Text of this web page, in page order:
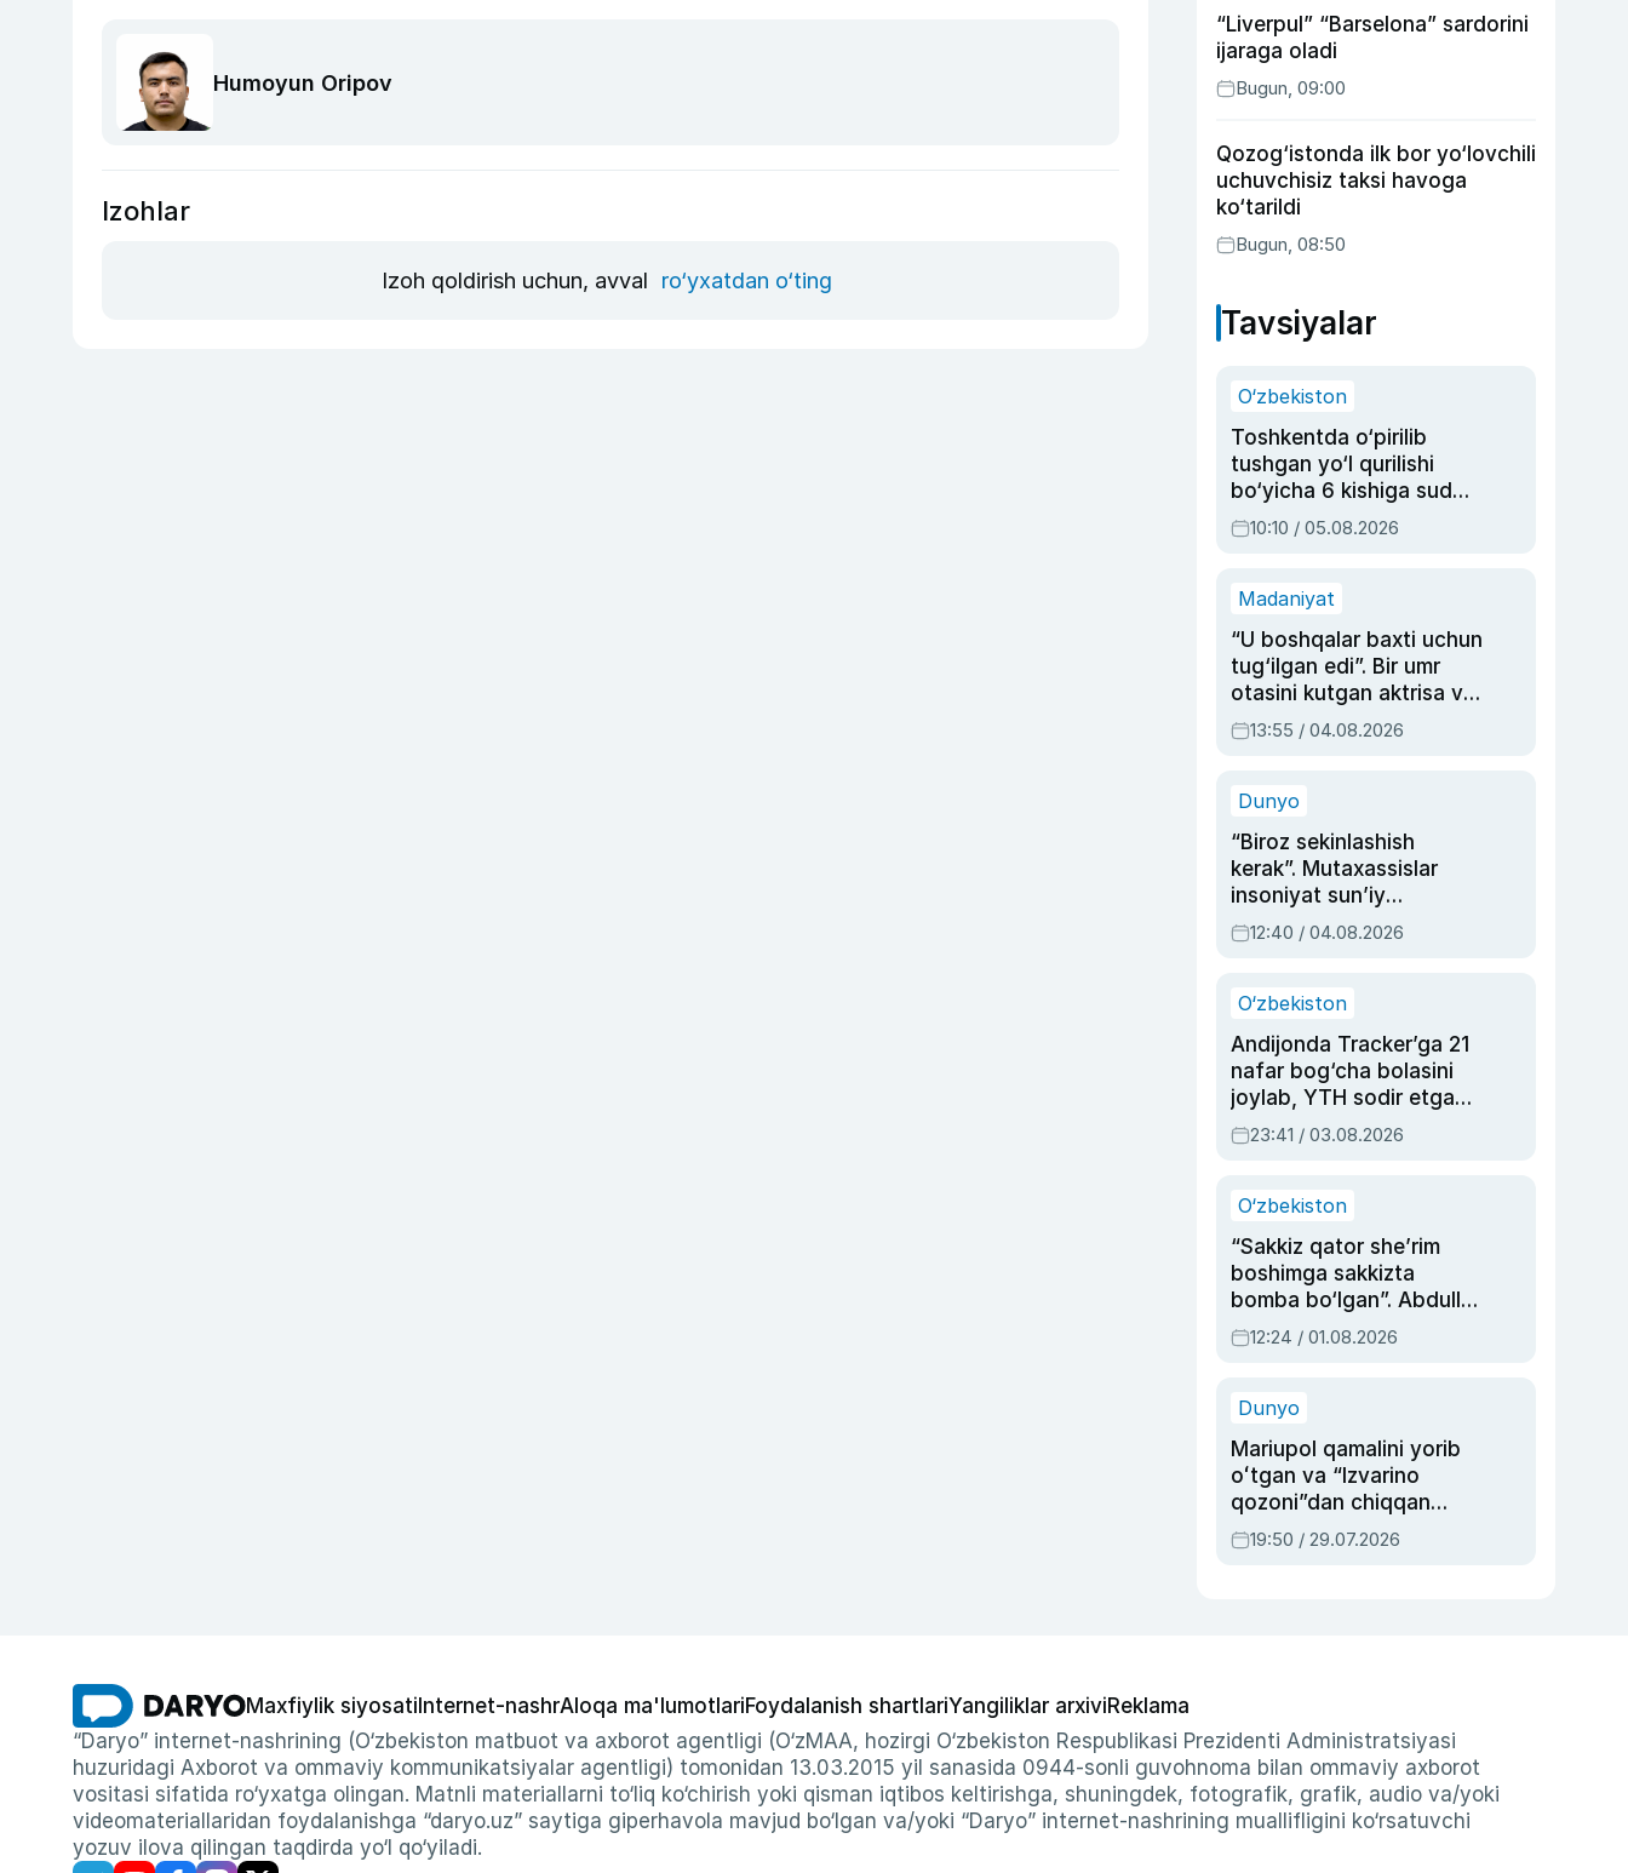
Humoyun Oripov
Izohlar
Izoh qoldirish uchun, avval ro‘yxatdan o‘ting
“Liverpul” “Barselona” sardorini
ijaraga oladi
Bugun, 09:00
Qozog‘istonda ilk bor yo‘lovchili
uchuvchisiz taksi havoga
ko‘tarildi
Bugun, 08:50
Tavsiyalar
O‘zbekiston
Toshkentda o‘pirilib
tushgan yo‘l qurilishi
bo‘yicha 6 kishiga sud
hukmi o‘qildi
10:10 / 05.08.2026
Madaniyat
“U boshqalar baxti uchun
tug‘ilgan edi”. Bir umr
otasini kutgan aktrisa va
dublyaj ustasi Rimma
Ahmedovaning
13:55 / 04.08.2026
Dunyo
“Biroz sekinlashish
kerak”. Mutaxassislar
insoniyat sun’iy
intellektni boshqara
olmay qolishidan xavotir
12:40 / 04.08.2026
O‘zbekiston
Andijonda Tracker’ga 21
nafar bog‘cha bolasini
joylab, YTH sodir etgan
ayolga sud hukmi o‘qildi
23:41 / 03.08.2026
O‘zbekiston
“Sakkiz qator she’rim
boshimga sakkizta
bomba bo‘lgan”. Abdulla
Oripovni siyosiy
ayblovlardan asrab
12:24 / 01.08.2026
Dunyo
Mariupol qamalini yorib
oʻtgan va “Izvarino
qozoni”dan chiqqan
qahramon — Ukraina
armiyasi bosh
19:50 / 29.07.2026
Maxfiylik siyosati Internet-nashrAloqa ma'lumotlariFoydalanish shartlariYangiliklar arxiviReklama
“Daryo” internet-nashrining (O‘zbekiston matbuot va axborot agentligi (O‘zMAA, hozirgi O‘zbekiston Respublikasi Prezidenti Administratsiyasi
huzuridagi Axborot va ommaviy kommunikatsiyalar agentligi) tomonidan 13.03.2015 yil sanasida 0944-sonli guvohnoma bilan ommaviy axborot
vositasi sifatida ro‘yxatga olingan. Matnli materiallarni to‘liq ko‘chirish yoki qisman iqtibos keltirishga, shuningdek, fotografik, grafik, audio va/yoki
videomateriallaridan foydalanishga “daryo.uz” saytiga giperhavola mavjud bo‘lgan va/yoki “Daryo” internet-nashrining muallifligini ko‘rsatuvchi
yozuv ilova qilingan taqdirda yo‘l qo‘yiladi.